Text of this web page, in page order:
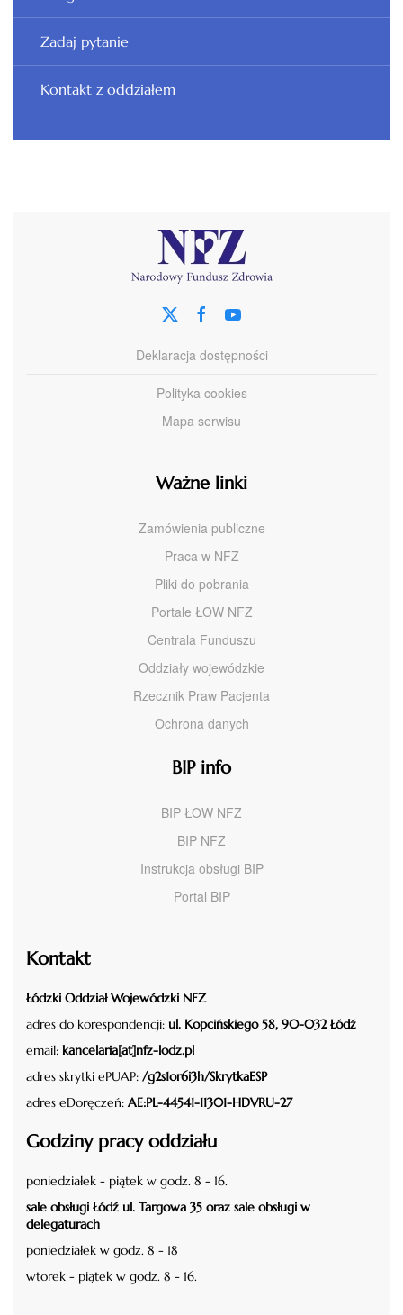
Zadaj pytanie
Kontakt z oddziałem
Deklaracja dostępności
Polityka cookies
Mapa serwisu
Ważne linki
Zamówienia publiczne
Praca w NFZ
Pliki do pobrania
Portale ŁOW NFZ
Centrala Funduszu
Oddziały wojewódzkie
Rzecznik Praw Pacjenta
Ochrona danych
BIP info
BIP ŁOW NFZ
BIP NFZ
Instrukcja obsługi BIP
Portal BIP
Kontakt
Łódzki Oddział Wojewódzki NFZ
adres do korespondencji: ul. Kopcińskiego 58, 90-032 Łódź
email: kancelaria[at]nfz-lodz.pl
adres skrytki ePUAP: /g2s1or6i3h/SkrytkaESP
adres eDoręczeń: AE:PL-44541-11301-HDVRU-27
Godziny pracy oddziału
poniedziałek - piątek w godz. 8 - 16.
sale obsługi Łódź ul. Targowa 35 oraz sale obsługi w
delegaturach
poniedziałek w godz. 8 - 18
wtorek - piątek w godz. 8 - 16.